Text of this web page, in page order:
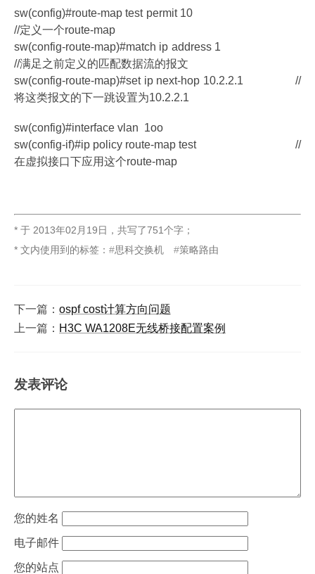
sw(config)#route-map test permit 10
//定义一个route-map
sw(config-route-map)#match ip address 1
//满足之前定义的匹配数据流的报文
sw(config-route-map)#set ip next-hop 10.2.2.1 //
将这类报文的下一跳设置为10.2.2.1
sw(config)#interface vlan 1oo
sw(config-if)#ip policy route-map test //
在虚拟接口下应用这个route-map
* 于 2013年02月19日 ， 共写了751个字 ；
* 文内使用到的标签：
思科交换机 策略路由
下一篇： ospf cost计算方向问题
上一篇： H3C WA1208E无线桥接配置案例
发表评论
姓名
电子邮件
站点